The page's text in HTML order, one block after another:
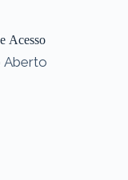
Acesso
Aberto